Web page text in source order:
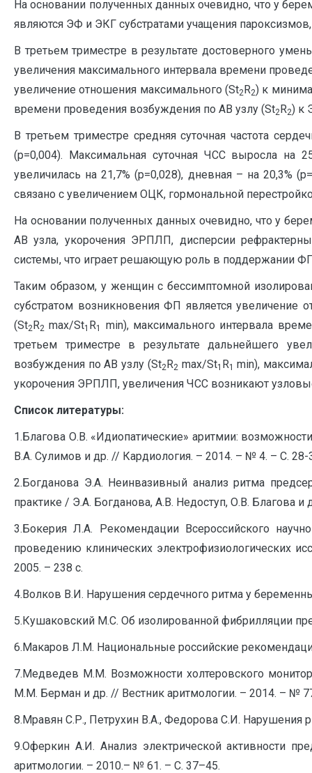
На основании полученных данных очевидно, что у
являются ЭФ и ЭКГ субстратами учащения
В третьем триместре в результате достоверного
увеличения максимального интервала времени
увеличение отношения максимального (St2R2) к
времени проведения возбуждения по АВ узлу (St2R2) к
В третьем триместре средняя суточная частота
(p=0,004). Максимальная суточная ЧСС выросла на
увеличилась на 21,7% (p=0,028), дневная – на 20,3%
связано с увеличением ОЦК, гормональной
На основании полученных данных очевидно, что у
АВ узла, укорочения ЭРПЛП, дисперсии
системы, что играет решающую роль в поддержании
Таким образом, у женщин с бессимптомной
субстратом возникновения ФП является увеличение
(St2R2 max/St1 R1
min), максимального интервала
третьем триместре в результате дальнейшего
возбуждения по АВ узлу (St2R2 max/St1 R1 min),
укорочения ЭРПЛП, увеличения ЧСС возникают
Список литературы:
1.Благова О.В. «Идиопатические» аритмии:
В.А. Сулимов и др. // Кардиология. – 2014. – № 4. – С. 28-
2.Богданова Э.А. Неинвазивный анализ ритма
практике / Э.А. Богданова, А.В. Недоступ, О.В. Благова
3.Бокерия Л.А. Рекомендации Всероссийского
проведению клинических электрофизиологических
2005. – 238 с.
4.Волков В.И. Нарушения сердечного ритма у
5.Кушаковский М.С. Об изолированной фибрилляции
6.Макаров Л.М. Национальные российские
7.Медведев М.М. Возможности холтеровского
М.М. Берман и др. // Вестник аритмологии. – 2014. – №
8.Мравян С.Р., Петрухин В.А., Федорова С.И.
9.Оферкин А.И. Анализ электрической активности
аритмологии. – 2010.– № 61. – C. 37–45.